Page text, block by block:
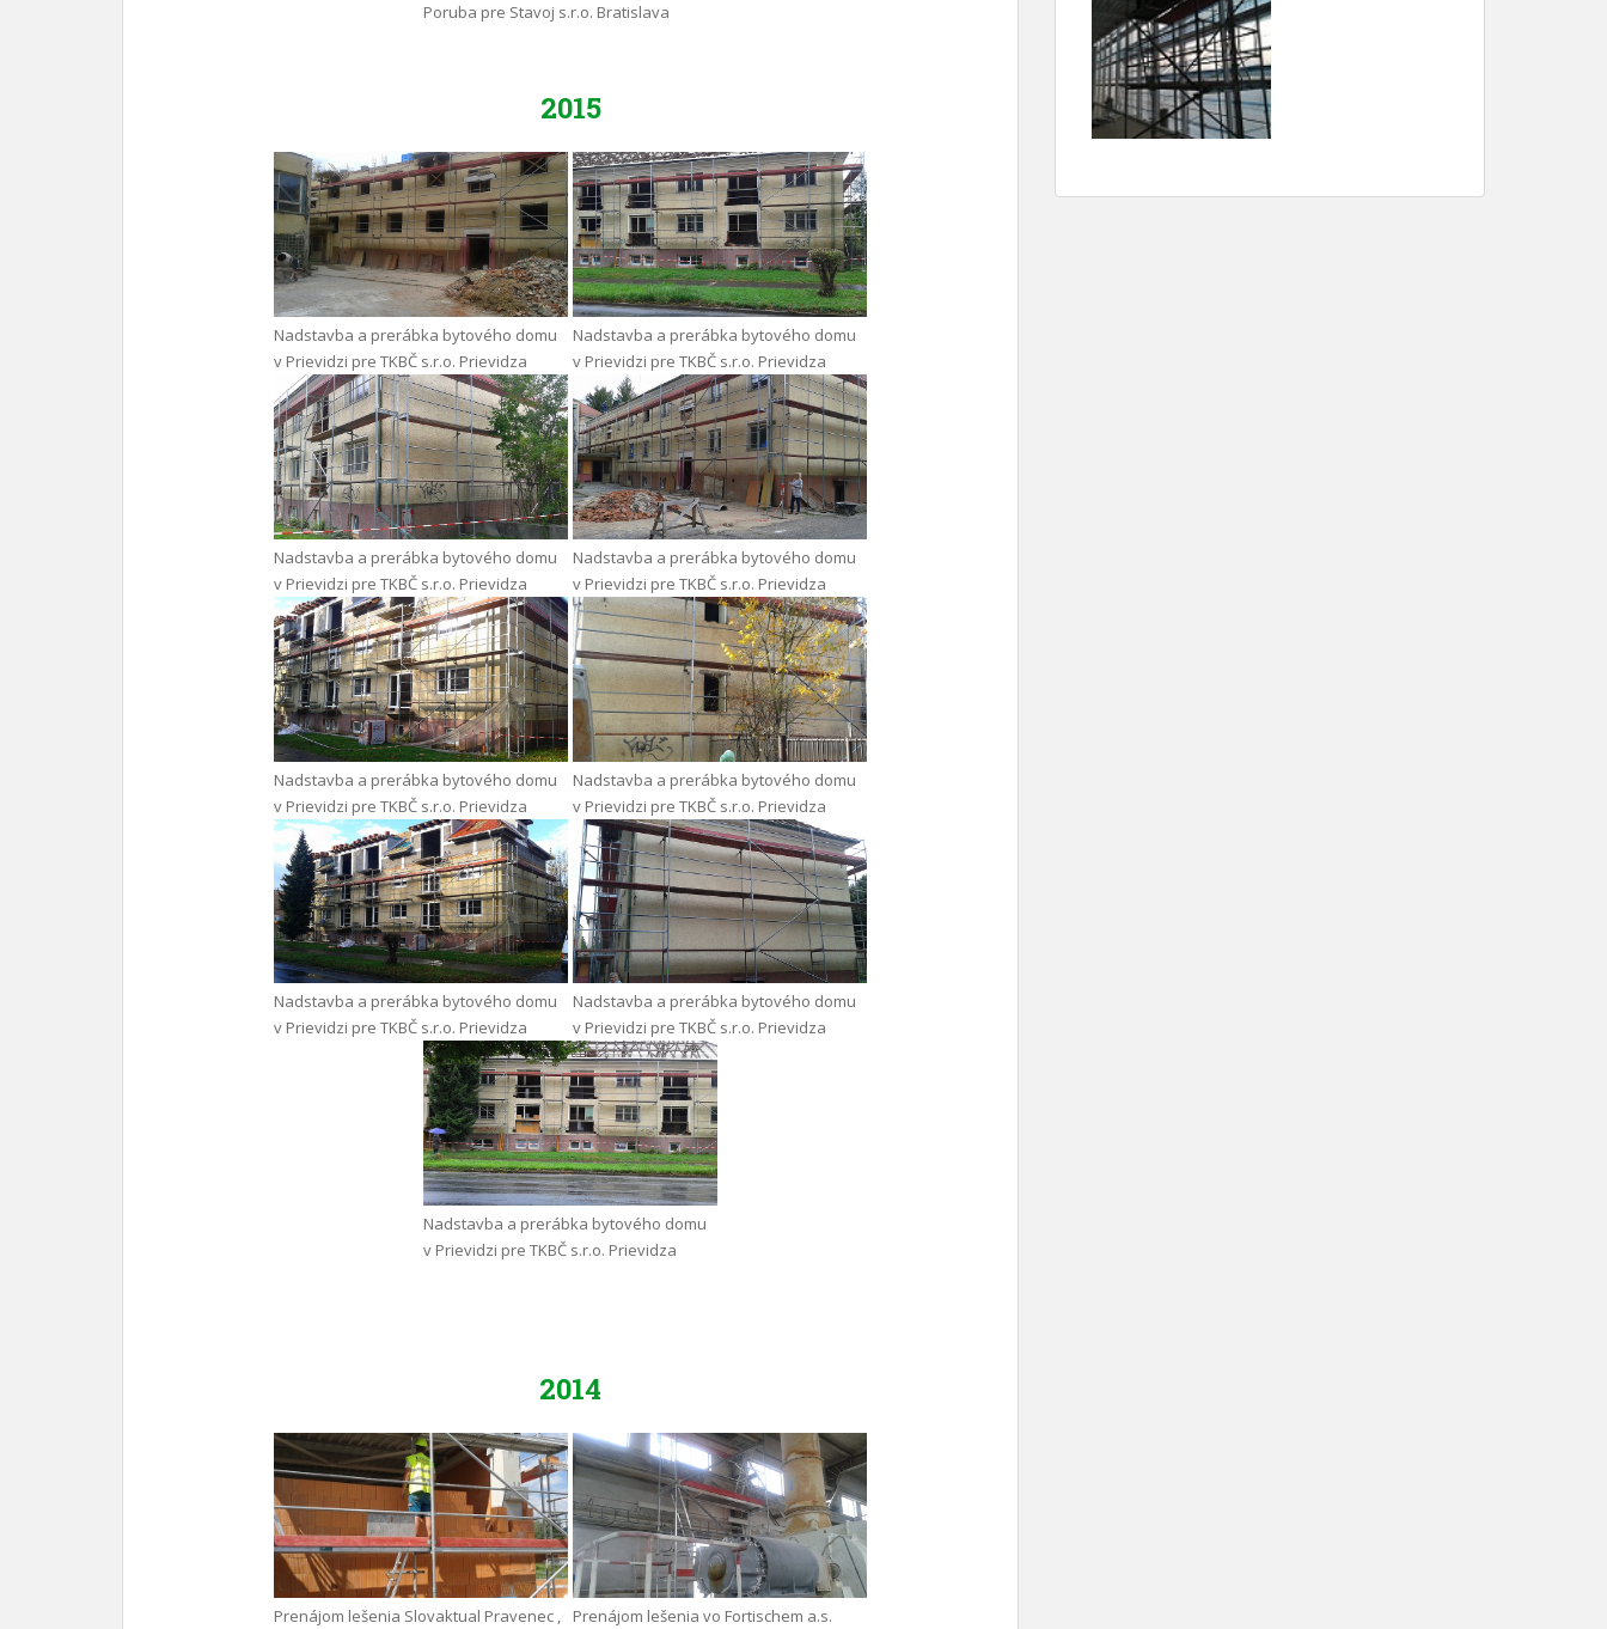
Poruba pre Stavoj s.r.o. Bratislava
2015
Nadstavba a prerábka bytového domu
v Prievidzi pre TKBČ s.r.o. Prievidza
Nadstavba a prerábka bytového domu
v Prievidzi pre TKBČ s.r.o. Prievidza
Nadstavba a prerábka bytového domu
v Prievidzi pre TKBČ s.r.o. Prievidza
Nadstavba a prerábka bytového domu
v Prievidzi pre TKBČ s.r.o. Prievidza
Nadstavba a prerábka bytového domu
v Prievidzi pre TKBČ s.r.o. Prievidza
Nadstavba a prerábka bytového domu
v Prievidzi pre TKBČ s.r.o. Prievidza
Nadstavba a prerábka bytového domu
v Prievidzi pre TKBČ s.r.o. Prievidza
Nadstavba a prerábka bytového domu
v Prievidzi pre TKBČ s.r.o. Prievidza
Nadstavba a prerábka bytového domu
v Prievidzi pre TKBČ s.r.o. Prievidza
2014
Prenájom lešenia Slovaktual Pravenec ,
Prenájom lešenia vo Fortischem a.s.